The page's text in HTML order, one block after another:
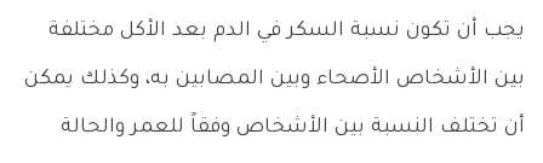
يجب أن تكون نسبة السكر في الدم بعد الأكل مختلفة
بين الأشخاص الأصحاء وبين المصابين به، وكذلك يمكن
أن تختلف النسبة بين الأشخاص وفقاً للعمر والحالة